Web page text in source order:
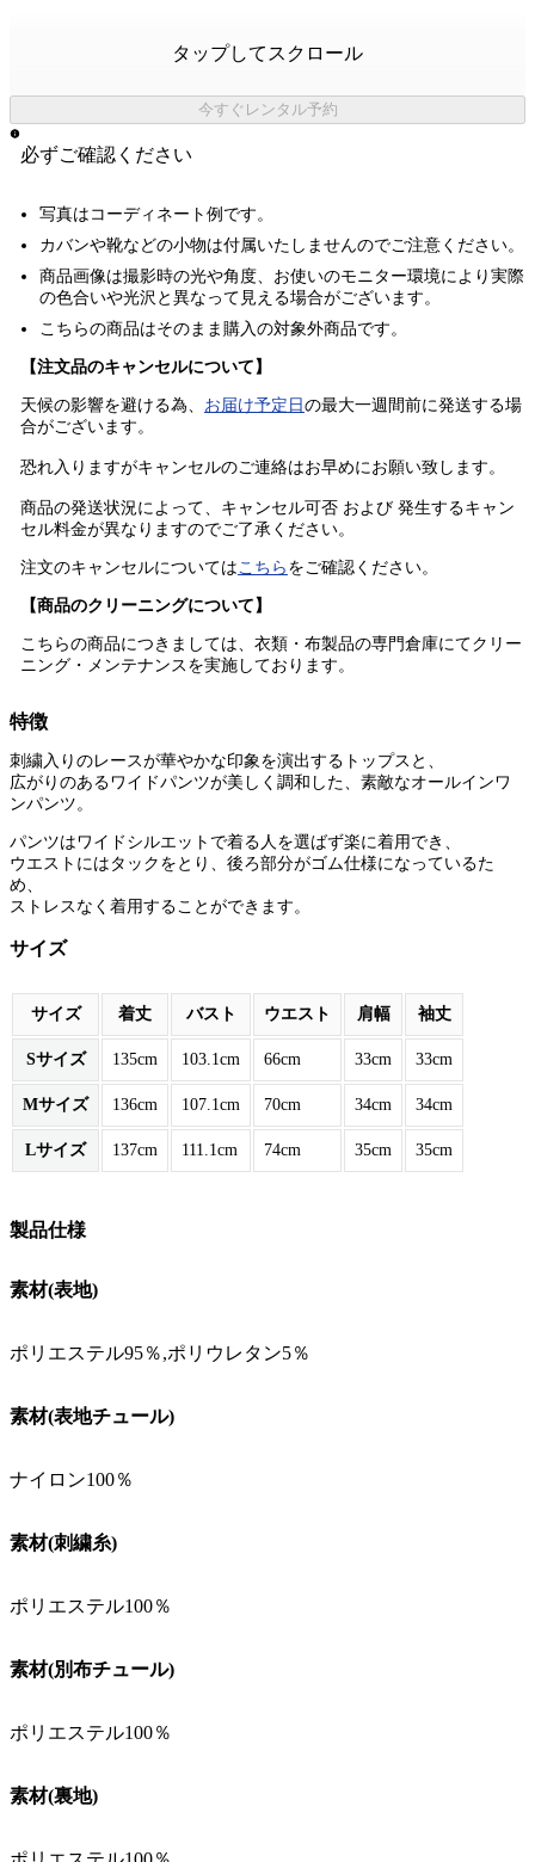
タップしてスクロール
今すぐレンタル予約
必ずご確認ください
写真はコーディネート例です。
カバンや靴などの小物は付属いたしませんのでご注意ください。
商品画像は撮影時の光や角度、お使いのモニター環境により実際
の色合いや光沢と異なって見える場合がございます。
こちらの商品はそのまま購入の対象外商品です。
【注文品のキャンセルについて】
天候の影響を避ける為、 お届け予定日 の最大一週間前に発送する場
合がございます。
恐れ入りますがキャンセルのご連絡はお早めにお願い致します。
商品の発送状況によって、キャンセル可否 および 発生するキャン
セル料金が異なりますのでご了承ください。
注文のキャンセルについてはこちら をご確認ください。
【商品のクリーニングについて】
こちらの商品につきましては、衣類・布製品の専門倉庫にてクリー
ニング・メンテナンスを実施しております。
特徴
刺繍入りのレースが華やかな印象を演出するトップスと、
広がりのあるワイドパンツが美しく調和した、素敵なオールインワ
ンパンツ。
パンツはワイドシルエットで着る人を選ばず楽に着用でき、
ウエストにはタックをとり、後ろ部分がゴム仕様になっているた
め、
ストレスなく着用することができます。
サイズ
サイズ 着丈 バスト ウエスト 肩幅 袖丈
Sサイズ 135cm 103.1cm 66cm 33cm 33cm
Mサイズ 136cm 107.1cm 70cm 34cm 34cm
Lサイズ 137cm 111.1cm 74cm 35cm 35cm
製品仕様
素材(表地)
ポリエステル95％,ポリウレタン5％
素材(表地チュール)
ナイロン100％
素材(刺繍糸)
ポリエステル100％
素材(別布チュール)
ポリエステル100％
素材(裏地)